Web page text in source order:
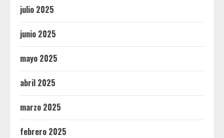
julio 2025
junio 2025
mayo 2025
abril 2025
marzo 2025
febrero 2025